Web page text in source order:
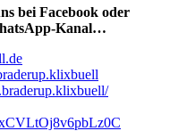
bei Facebook oder
Kanal…